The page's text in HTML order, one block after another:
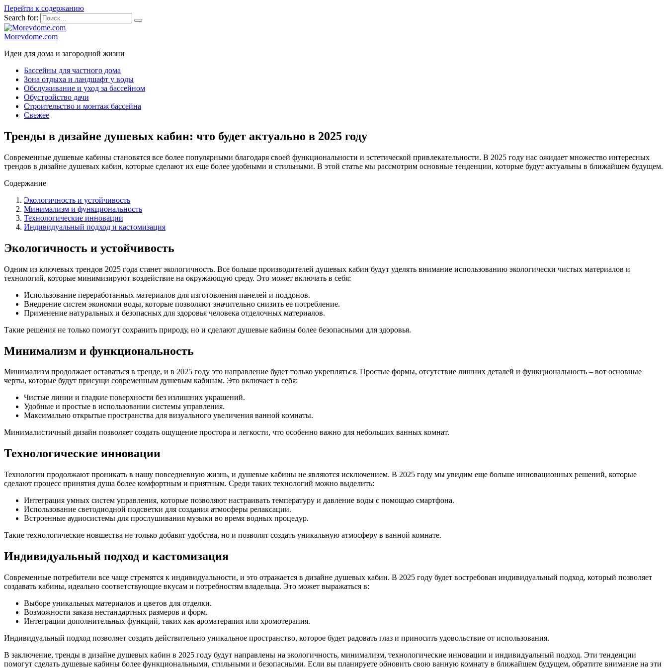
Перейти к содержанию
Search for:
Morevdome.com
Идеи для дома и загородной жизни
Бассейны для частного дома
Зона отдыха и ландшафт у воды
Обслуживание и уход за бассейном
Обустройство дачи
Строительство и монтаж бассейна
Свежее
Тренды в дизайне душевых кабин: что будет актуально в 2025 году
Современные душевые кабины становятся все более популярными благодаря своей функциональности и эстетической привлекательности. В 2025 году нас ожидает множество интересных
трендов в дизайне душевых кабин, которые сделают их еще более удобными и стильными. В этой статье мы рассмотрим основные тенденции, которые будут актуальны в ближайшем будущем.
Содержание
Экологичность и устойчивость
Минимализм и функциональность
Технологические инновации
Индивидуальный подход и кастомизация
Экологичность и устойчивость
Одним из ключевых трендов 2025 года станет экологичность. Все больше производителей душевых кабин будут уделять внимание использованию экологически чистых материалов и
технологий, которые минимизируют воздействие на окружающую среду. Это может включать в себя:
Использование переработанных материалов для изготовления панелей и поддонов.
Внедрение систем экономии воды, которые позволяют значительно снизить ее потребление.
Применение натуральных и безопасных для здоровья человека отделочных материалов.
Такие решения не только помогут сохранить природу, но и сделают душевые кабины более безопасными для здоровья.
Минимализм и функциональность
Минимализм продолжает оставаться в тренде, и в 2025 году это направление будет только укрепляться. Простые формы, отсутствие лишних деталей и функциональность – вот основные
черты, которые будут присущи современным душевым кабинам. Это включает в себя:
Чистые линии и гладкие поверхности без излишних украшений.
Удобные и простые в использовании системы управления.
Максимально открытые пространства для визуального увеличения ванной комнаты.
Минималистичный дизайн позволяет создать ощущение простора и легкости, что особенно важно для небольших ванных комнат.
Технологические инновации
Технологии продолжают проникать в нашу повседневную жизнь, и душевые кабины не являются исключением. В 2025 году мы увидим еще больше инновационных решений, которые
сделают процесс принятия душа более комфортным и приятным. Среди таких технологий можно выделить:
Интеграция умных систем управления, которые позволяют настраивать температуру и давление воды с помощью смартфона.
Использование светодиодной подсветки для создания атмосферы релаксации.
Встроенные аудиосистемы для прослушивания музыки во время водных процедур.
Такие технологические новшества не только добавят удобства, но и позволят создать уникальную атмосферу в ванной комнате.
Индивидуальный подход и кастомизация
Современные потребители все чаще стремятся к индивидуальности, и это отражается в дизайне душевых кабин. В 2025 году будет востребован индивидуальный подход, который позволяет
создавать кабины, идеально соответствующие вкусам и потребностям владельца. Это может выражаться в:
Выборе уникальных материалов и цветов для отделки.
Возможности заказа нестандартных размеров и форм.
Интеграции дополнительных функций, таких как ароматерапия или хромотерапия.
Индивидуальный подход позволяет создать действительно уникальное пространство, которое будет радовать глаз и приносить удовольствие от использования.
В заключение, тренды в дизайне душевых кабин в 2025 году будут направлены на экологичность, минимализм, технологические инновации и индивидуальный подход. Эти тенденции
помогут сделать душевые кабины более функциональными, стильными и безопасными. Если вы планируете обновить свою ванную комнату в ближайшем будущем, обратите внимание на эти